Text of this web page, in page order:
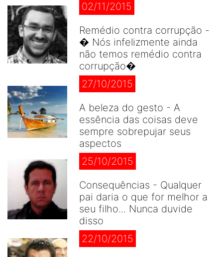
02/11/2015
Remédio contra corrupção -
� Nós infelizmente ainda
não temos remédio contra
corrupção�
27/10/2015
A beleza do gesto - A
essência das coisas deve
sempre sobrepujar seus
aspectos
25/10/2015
Consequências - Qualquer
pai daria o que for melhor a
seu filho... Nunca duvide
disso
22/10/2015